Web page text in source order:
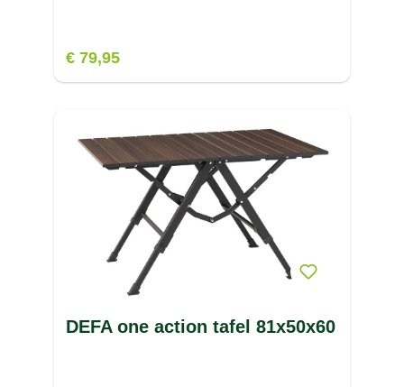
€ 79,95
DEFA one action tafel 81x50x60